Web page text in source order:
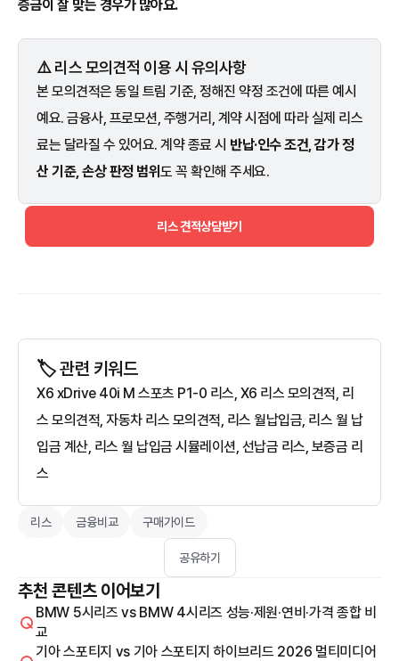
증금이 잘 맞는 경우가 많아요.
⚠️ 리스 모의견적 이용 시 유의사항
본 모의견적은 동일 트림 기준, 정해진 약정 조건에 따른 예시
예요. 금융사, 프로모션, 주행거리, 계약 시점에 따라 실제 리스
료는 달라질 수 있어요. 계약 종료 시 반납·인수 조건, 감가 정
산 기준, 손상 판정 범위도 꼭 확인해 주세요.
리스 견적상담받기
🏷️ 관련 키워드
X6 xDrive 40i M 스포츠 P1-0 리스, X6 리스 모의견적, 리
스 모의견적, 자동차 리스 모의견적, 리스 월납입금, 리스 월 납
입금 계산, 리스 월 납입금 시뮬레이션, 선납금 리스, 보증금 리
스
리스 금융비교 구매가이드
공유하기
추천 콘텐츠 이어보기
BMW 5시리즈 vs BMW 4시리즈 성능·제원·연비·가격 종합 비
교
기아 스포티지 vs 기아 스포티지 하이브리드 2026 멀티미디어